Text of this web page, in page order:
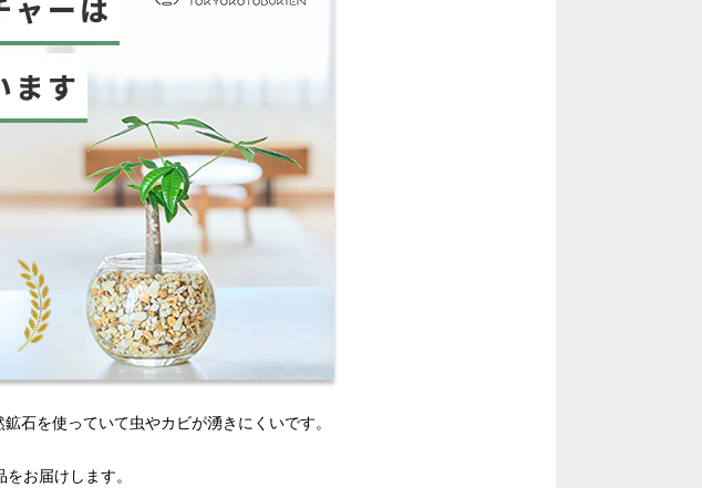
石を使っていて虫やカビが湧きにくいです。
お届けします。